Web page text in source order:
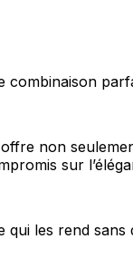
non
sur
qui les rend